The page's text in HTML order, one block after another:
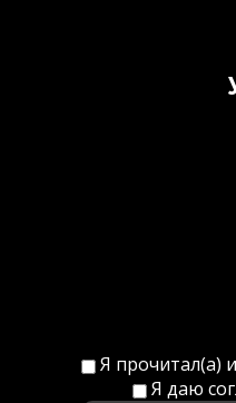
Я прочитал(а)
Я даю